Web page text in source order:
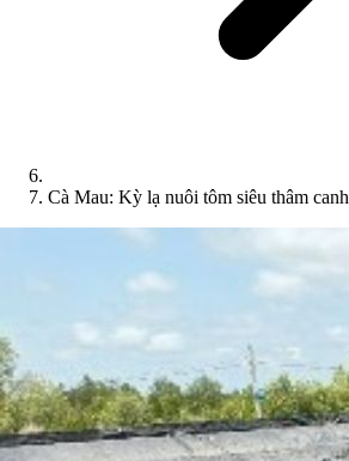
Cà Mau: Kỳ lạ nuôi tôm siêu thâm